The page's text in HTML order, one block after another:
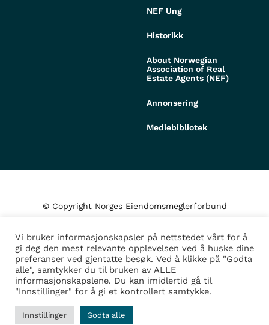
NEF Ung
Historikk
About Norwegian
Association of Real
Estate Agents (NEF)
Annonsering
Mediebibliotek
© Copyright Norges Eiendomsmeglerforbund
Personvern og cookies
Administrer samtykke
Design/Utvikling avFortress
Vi bruker informasjonskapsler på nettstedet vårt for å
gi deg den mest relevante opplevelsen ved å huske dine
preferanser ved gjentatte besøk. Ved å klikke på "Godta
alle", samtykker du til bruken av ALLE
informasjonskapslene. Du kan imidlertid gå til
"Innstillinger" for å gi et kontrollert samtykke.
Innstillinger Godta alle